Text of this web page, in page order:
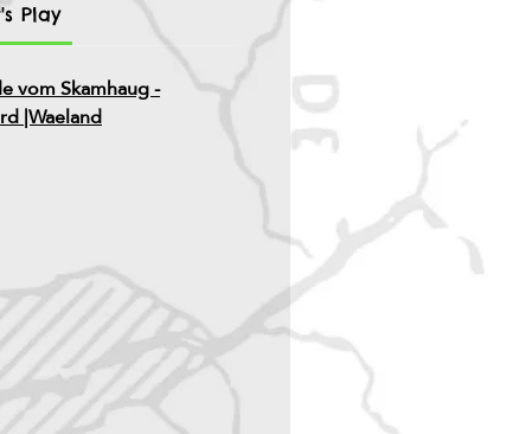
Play
vom Skamhaug -
|Waeland